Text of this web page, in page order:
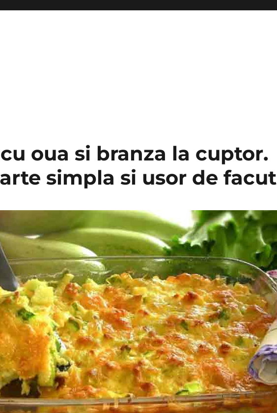
oua si branza la cuptor.
simpla si usor de facut